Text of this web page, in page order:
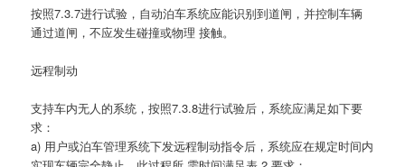
按照7.3.7进行试验，自动泊车系统应能识别到道闸，并控制车辆
通过道闸，不应发生碰撞或物理 接触。
远程制动
支持车内无人的系统，按照7.3.8进行试验后，系统应满足如下要
求：
a) 用户或泊车管理系统下发远程制动指令后，系统应在规定时间内